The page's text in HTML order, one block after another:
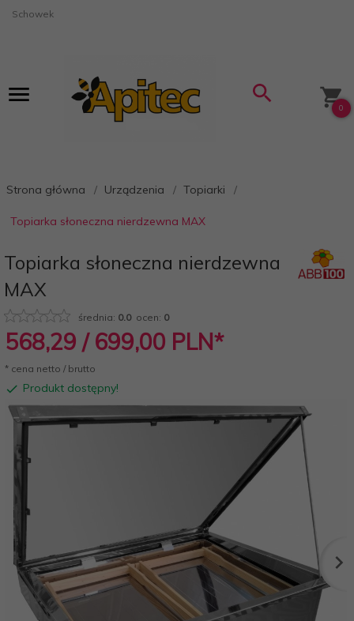
Schowek
0
Strona główna Urządzenia Topiarki
Topiarka słoneczna nierdzewna MAX
Topiarka słoneczna nierdzewna
MAX
średnia: 0.0ocen: 0
568,29 / 699,00 PLN*
* cena netto / brutto
Produkt dostępny!